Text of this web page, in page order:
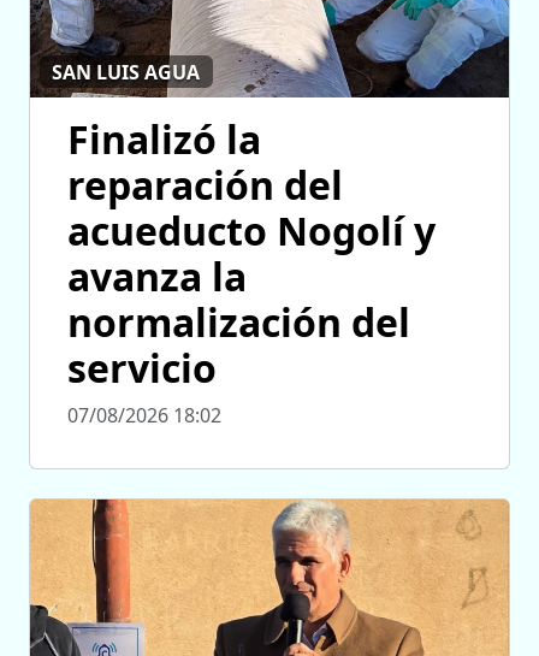
SAN LUIS AGUA
Finalizó la
reparación del
acueducto Nogolí y
avanza la
normalización del
servicio
07/08/2026 18:02